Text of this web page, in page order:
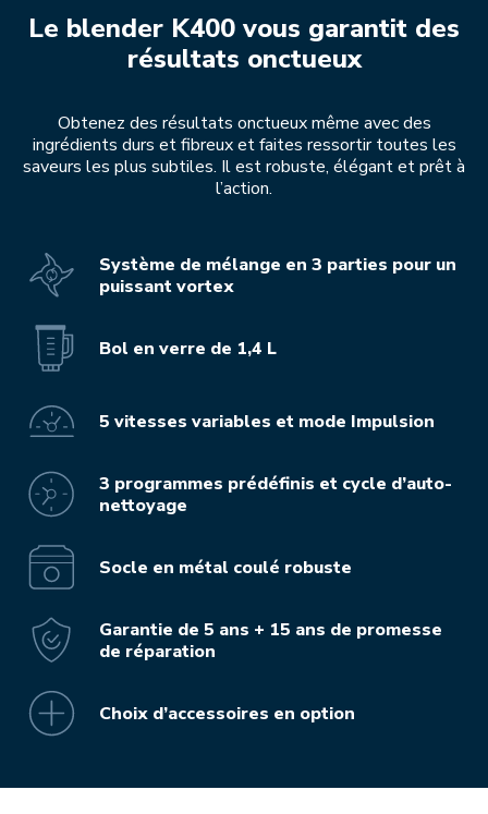
Le blender K400 vous garantit des
résultats onctueux
Obtenez des résultats onctueux même avec des
ingrédients durs et fibreux et faites ressortir toutes les
saveurs les plus subtiles. Il est robuste, élégant et prêt à
l’action.
Système de mélange en 3 parties pour un
puissant vortex
Bol en verre de 1,4 L
5 vitesses variables et mode Impulsion
3 programmes prédéfinis et cycle d’auto-
nettoyage
Socle en métal coulé robuste
Garantie de 5 ans + 15 ans de promesse
de réparation
Choix d’accessoires en option